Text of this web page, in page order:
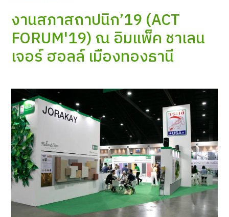
งานสภาสถาปนิก’19 (ACT
FORUM'19) ณ อิมแพ็ค ชาเลน
เจอร์ ฮอลล์ เมืองทองธานี